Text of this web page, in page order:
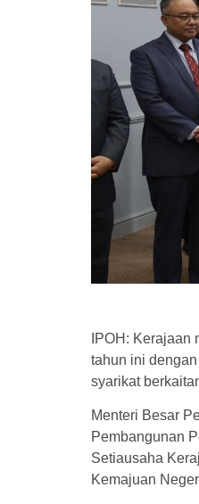
IPOH:
tahun ini
syarikat
Menteri Besar
Pembangunan
Setiausaha
Kemajuan